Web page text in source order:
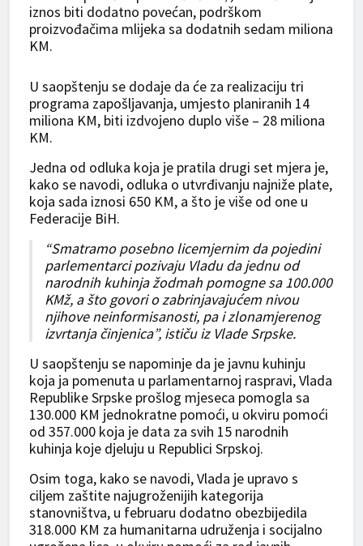
iznos biti dodatno povećan, podrškom
proizvođačima mlijeka sa dodatnih sedam miliona
KM.
U saopštenju se dodaje da će za realizaciju tri
programa zapošljavanja, umjesto planiranih 14
miliona KM, biti izdvojeno duplo više – 28 miliona
KM.
Jedna od odluka koja je pratila drugi set mjera je,
kako se navodi, odluka o utvrđivanju najniže plate,
koja sada iznosi 650 KM, a što je više od one u
Federacije BiH.
“Smatramo posebno licemjernim da pojedini
parlementarci pozivaju Vladu da jednu od
narodnih kuhinja žodmah pomogne sa 100.000
KMž, a što govori o zabrinjavajućem nivou
njihove neinformisanosti, pa i zlonamjerenog
izvrtanja činjenica”, ističu iz Vlade Srpske.
U saopštenju se napominje da je javnu kuhinju
koja ja pomenuta u parlamentarnoj raspravi, Vlada
Republike Srpske prošlog mjeseca pomogla sa
130.000 KM jednokratne pomoći, u okviru pomoći
od 357.000 koja je data za svih 15 narodnih
kuhinja koje djeluju u Republici Srpskoj.
Osim toga, kako se navodi, Vlada je upravo s
ciljem zaštite najugroženijih kategorija
stanovništva, u februaru dodatno obezbijedila
318.000 KM za humanitarna udruženja i socijalno